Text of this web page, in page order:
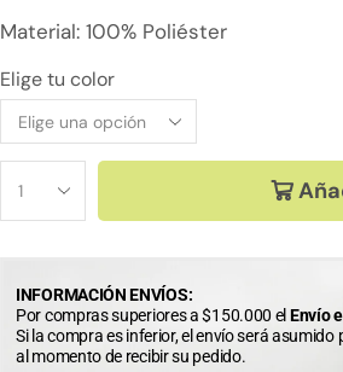
Material: 100% Poliéster
Elige tu color
INFORMACIÓN ENVÍOS:
Por compras superiores a $150.000 el Envío
Si la compra es inferior, el envío será asumido
al momento de recibir su pedido.